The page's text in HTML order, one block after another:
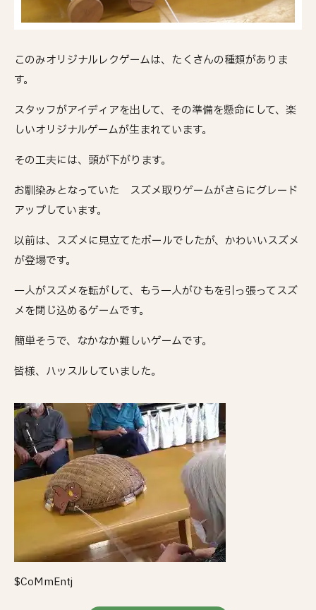
このみオリジナルレクゲームは、たくさんの種類がありま
す。
スタッフがアイディアを出して、その準備を懸命にして、楽
しいオリジナルゲームが生まれています。
その工夫には、頭が下がります。
お馴染みとなっていた スズメ取りゲームがさらにグレード
アップしています。
以前は、スズメに見立てたボールでしたが、かわいいスズメ
が登場です。
一人がスズメを転がして、もう一人がひもを引っ張ってスズ
メを閉じ込めるゲームです。
簡単そうで、なかなか難しいゲームです。
皆様、ハッスルしていました。
$CoMmEntj